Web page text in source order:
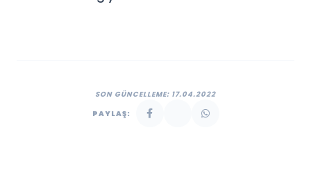
SON GÜNCELLEME: 17.04.2022
PAYLAŞ: